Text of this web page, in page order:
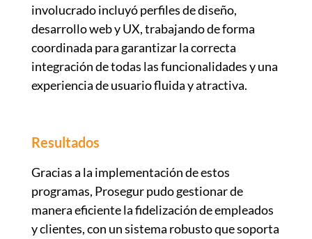
involucrado incluyó perfiles de diseño,
desarrollo web y UX, trabajando de forma
coordinada para garantizar la correcta
integración de todas las funcionalidades y una
experiencia de usuario fluida y atractiva.
Resultados
Gracias a la implementación de estos
programas, Prosegur pudo gestionar de
manera eficiente la fidelización de empleados
y clientes, con un sistema robusto que soporta